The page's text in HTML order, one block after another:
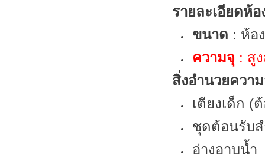
รายละเอียดห้อ
ขนาด : ห้อ
ความจุ : สู
สิ่งอำนวยควา
เตียงเด็ก (
ชุดต้อนรับส
อ่างอาบน้ำ